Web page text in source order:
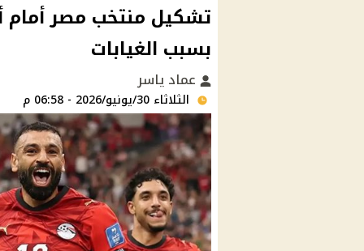
تشكيل منتخب مصر أمام
بسبب الغيابات
عماد ياسر
الثلاثاء 30/يونيو/2026 - 06:58 م